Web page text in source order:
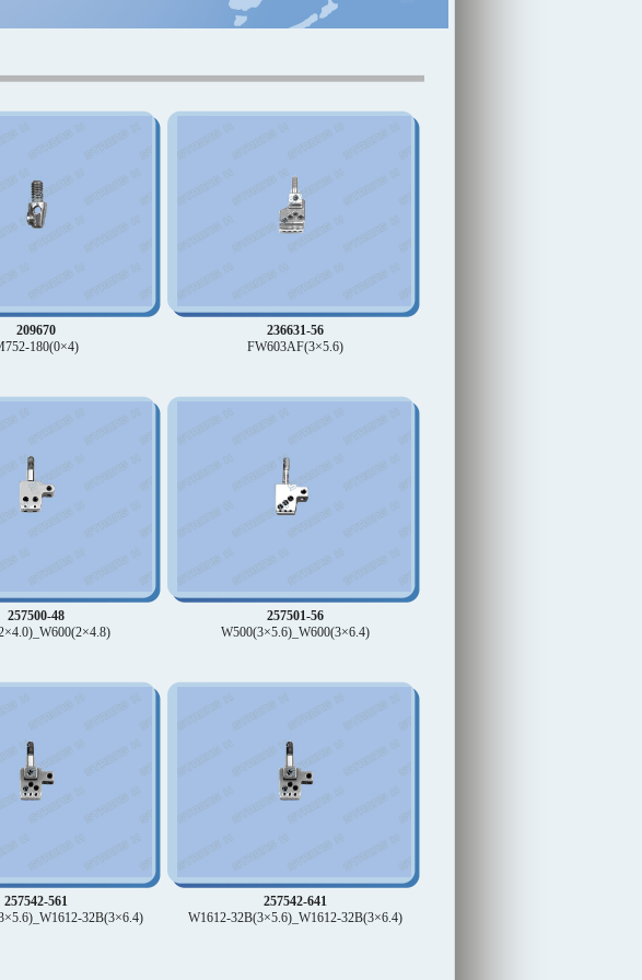
209670
180(0×4)
236631-56
FW603AF(3×5.6)
257500-48
257501-56
W500(3×5.6)_W600(3×6.4)
257542-561
32B(3×6.4)
257542-641
W1612-32B(3×5.6)_W1612-32B(3×6.4)